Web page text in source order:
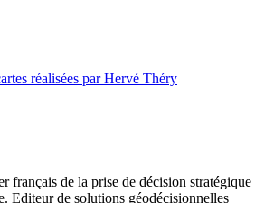
réalisées par Hervé Théry
français de la prise de décision stratégique
Editeur de solutions géodécisionnelles